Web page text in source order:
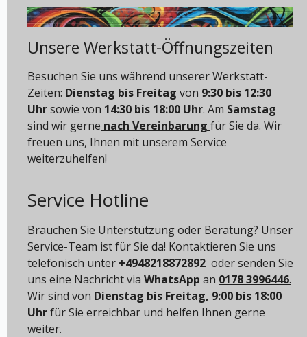
Unsere Werkstatt-Öffnungszeiten
Besuchen Sie uns während unserer Werkstatt-
Zeiten: Dienstag bis Freitag von 9:30 bis 12:30
Uhrsowie von 14:30 bis 18:00 Uhr. Am Samstag
sind wir gerne nach Vereinbarung für Sie da. Wir
freuen uns, Ihnen mit unserem Service
weiterzuhelfen!
Service Hotline
Brauchen Sie Unterstützung oder Beratung? Unser
Service-Team ist für Sie da! Kontaktieren Sie uns
telefonisch unter +4948218872892 oder senden Sie
uns eine Nachricht via WhatsApp an 0178 3996446.
Wir sind von Dienstag bis Freitag, 9:00 bis 18:00
Uhrfür Sie erreichbar und helfen Ihnen gerne
weiter.